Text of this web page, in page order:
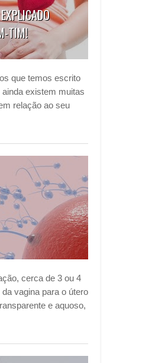
TIM!
que temos escrito
existem muitas
relação ao seu
cerca de 3 ou 4
vagina para o útero
e aquoso,